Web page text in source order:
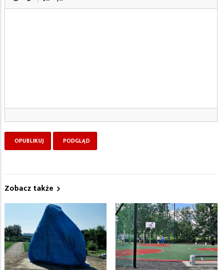
Zobacz także